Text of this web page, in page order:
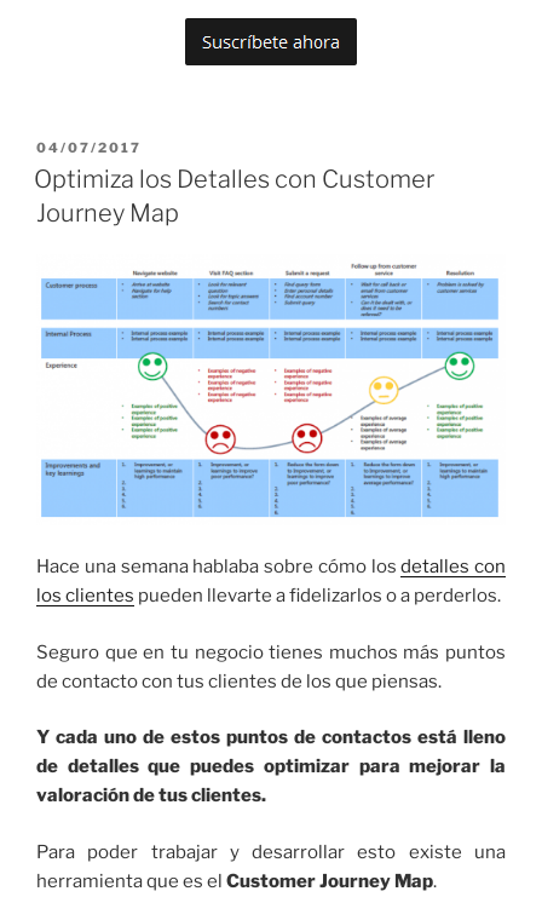
PUBLICADO
EL
04/07/2017
Optimiza los Detalles con Customer
Journey Map
Hace una semana hablaba sobre cómo losdetalles con
los clientes pueden llevarte a fidelizarlos o a perderlos.
Seguro que en tu negocio tienes muchos más puntos
de contacto con tus clientes de los que piensas.
Y cada uno de estos puntos de contactos está lleno
de detalles que puedes optimizar para mejorar la
valoración de tus clientes.
Para poder trabajar y desarrollar esto existe una
herramienta que es el Customer Journey Map.